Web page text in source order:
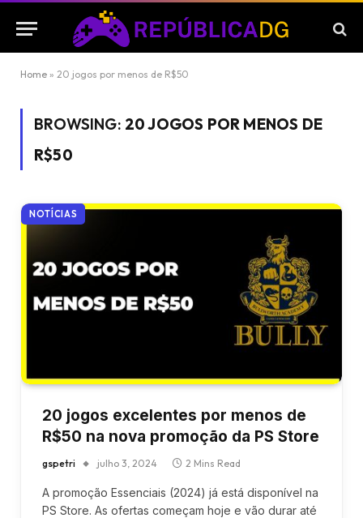
Home » 20 jogos por menos de R$50
BROWSING: 20 JOGOS POR MENOS DE
R$50
NOTÍCIAS
20 jogos excelentes por menos de
R$50 na nova promoção da PS Store
gspetri julho 3, 2024 2 Mins Read
A promoção Essenciais (2024) já está disponível na
PS Store. As ofertas começam hoje e vão durar até